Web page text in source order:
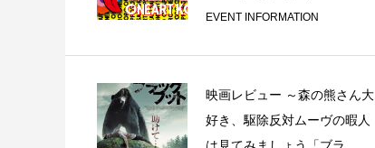
みで、私と。
EVENT INFORMATION
映画レビュー ～森の熊さん大
好き、駆除反対ムーヴの暇人